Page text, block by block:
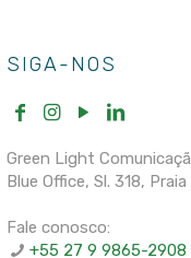
SIGA-NOS
Green Light
Blue Office, Sl. 318,
Fale conosco:
+55 27 9 9865-2908